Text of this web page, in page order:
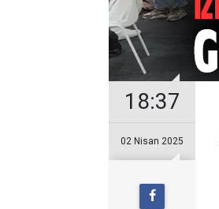
18:37
02 Nisan 2025